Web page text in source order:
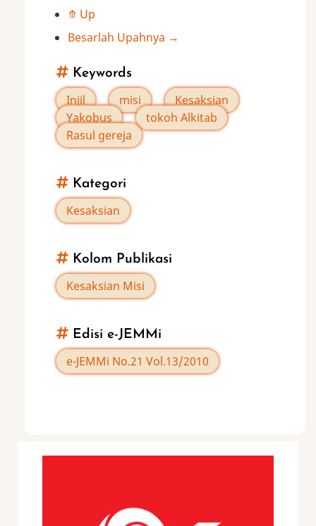
traversal
links
for
Berkhotbah
dari
Atap
Bait
Allah
⤊ Up
Besarlah Upahnya →
Keywords
Injil misi
Kesaksian
Yakobus
tokoh Alkitab
Rasul gereja
Kategori
Kesaksian
Kolom Publikasi
Kesaksian Misi
Edisi e-JEMMi
e-JEMMi No.21 Vol.13/2010